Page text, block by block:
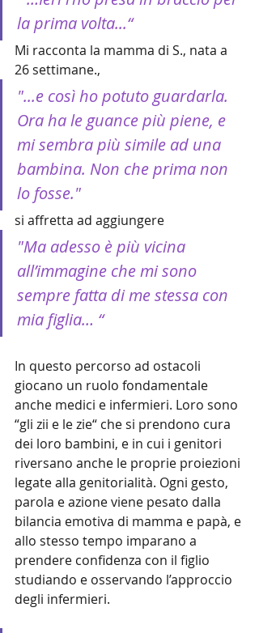
la prima volta...“
Mi racconta la mamma di S., nata a
26 settimane.,
"...e così ho potuto guardarla.
Ora ha le guance più piene, e
mi sembra più simile ad una
bambina. Non che prima non
lo fosse."
si affretta ad aggiungere
"Ma adesso è più vicina
all’immagine che mi sono
sempre fatta di me stessa con
mia figlia… “
In questo percorso ad ostacoli
giocano un ruolo fondamentale
anche medici e infermieri. Loro sono
“gli zii e le zie“ che si prendono cura
dei loro bambini, e in cui i genitori
riversano anche le proprie proiezioni
legate alla genitorialità. Ogni gesto,
parola e azione viene pesato dalla
bilancia emotiva di mamma e papà, e
allo stesso tempo imparano a
prendere confidenza con il figlio
studiando e osservando l’approccio
degli infermieri.